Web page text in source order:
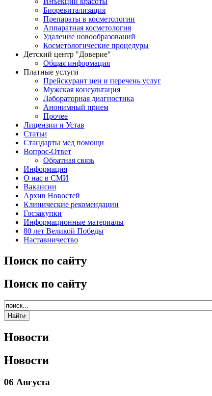
Биоревитализация
Препараты в косметологии
Аппаратная косметология
Удаление новообразований
Косметологические процедуры
Детский центр "Доверие"
Общая информация
Платные услуги
Прейскурант цен и перечень услуг
Мужская консультация
Лабораторная диагностика
Анонимный прием
Прочее
Лицензии и Устав
Статьи
Стандарты мед помощи
Вопрос-Ответ
Обратная связь
Информация
О нас в СМИ
Вакансии
Архив Новостей
Клинические рекомендации
Госзакупки
Информационные материалы
80 лет Великой Победы
Наставничество
Поиск по сайту
Поиск по сайту
Новости
Новости
06 Августа